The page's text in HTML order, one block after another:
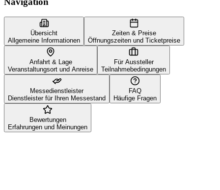
Übersicht
Allgemeine Informationen
Zeiten & Preise
Öffnungszeiten und Ticketpreise
Anfahrt & Lage
Veranstaltungsort und Anreise
Für Aussteller
Teilnahmebedingungen
Messedienstleister
Dienstleister für Ihren Messestand
FAQ
Häufige Fragen
Bewertungen
Erfahrungen und Meinungen